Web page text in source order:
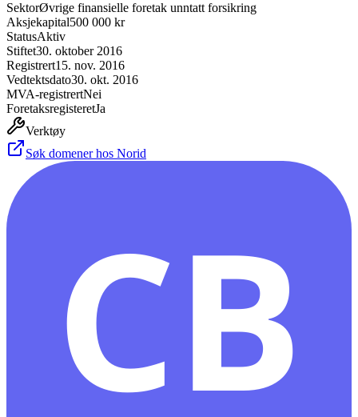
SektorØvrige finansielle foretak unntatt forsikring
Aksjekapital500 000 kr
StatusAktiv
Stiftet30. oktober 2016
Registrert15. nov. 2016
Vedtektsdato30. okt. 2016
MVA-registrertNei
ForetaksregisteretJa
Verktøy
Søk domener hos Norid
CB